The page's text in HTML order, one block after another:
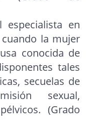
especialista en
la mujer
conocida de
tales
secuelas de
sexual,
(Grado